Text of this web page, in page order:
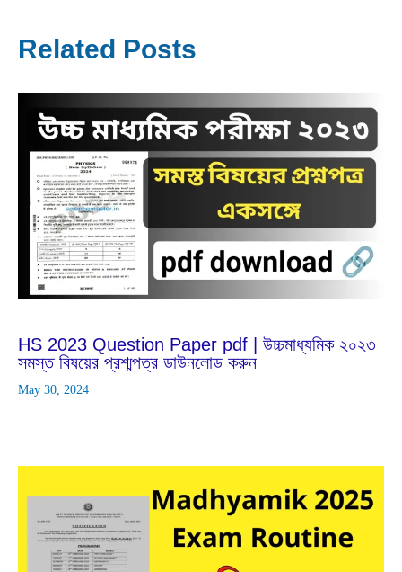
Related Posts
HS 2023 Question Paper pdf | উচ্চমাধ্যমিক ২০২৩
সমস্ত বিষয়ের প্রশ্মপত্র ডাউনলোড করুন
May 30, 2024